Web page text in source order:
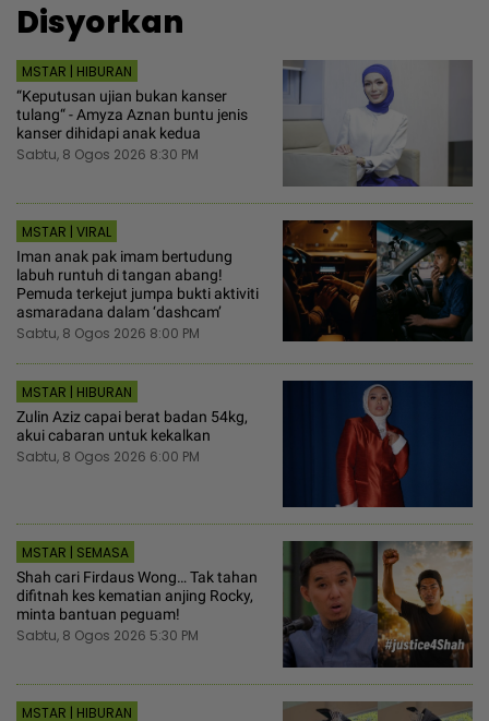
Disyorkan
MSTAR | HIBURAN
“Keputusan ujian bukan kanser
tulang“ - Amyza Aznan buntu jenis
kanser dihidapi anak kedua
Sabtu, 8 Ogos 2026 8:30 PM
MSTAR | VIRAL
Iman anak pak imam bertudung
labuh runtuh di tangan abang!
Pemuda terkejut jumpa bukti aktiviti
asmaradana dalam ‘dashcam’
Sabtu, 8 Ogos 2026 8:00 PM
MSTAR | HIBURAN
Zulin Aziz capai berat badan 54kg,
akui cabaran untuk kekalkan
Sabtu, 8 Ogos 2026 6:00 PM
MSTAR | SEMASA
Shah cari Firdaus Wong… Tak tahan
difitnah kes kematian anjing Rocky,
minta bantuan peguam!
Sabtu, 8 Ogos 2026 5:30 PM
MSTAR | HIBURAN